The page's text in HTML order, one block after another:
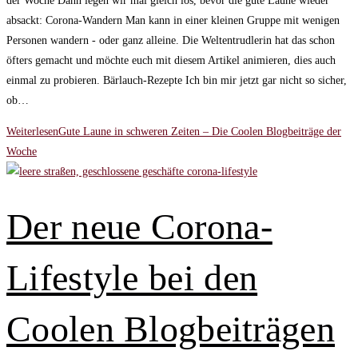
absackt: Corona-Wandern Man kann in einer kleinen Gruppe mit wenigen
Personen wandern - oder ganz alleine. Die Weltentrudlerin hat das schon
öfters gemacht und möchte euch mit diesem Artikel animieren, dies auch
einmal zu probieren. Bärlauch-Rezepte Ich bin mir jetzt gar nicht so sicher,
ob…
WeiterlesenGute Laune in schweren Zeiten – Die Coolen Blogbeiträge der
Woche
Der neue Corona-
Lifestyle bei den
Coolen Blogbeiträgen